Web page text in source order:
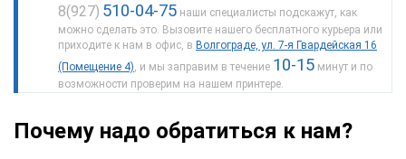
8(927) 510-04-75 наши специалисты подскажут, как
можно сделать это. Вызовите нашего бесплатного курьера или
приходите к нам в офис, в Волгограде, ул. 7-я Гвардейская 16
(Помещение 4), и мы заправим в течение 10-15 минут и по
возможности проверим на нашем принтере.
Почему надо обратиться к нам?